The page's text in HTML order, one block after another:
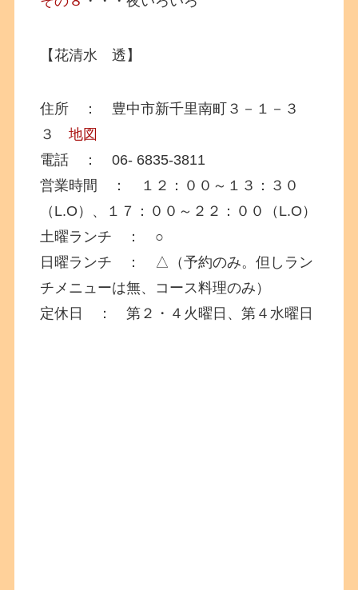
【花清水 透】
住所 ： 豊中市新千里南町３－１－３
３地図
電話 ： 06- 6835-3811
営業時間 ： １２：００～１３：３０
（L.O）、１７：００～２２：００（L.O）
土曜ランチ ： ○
日曜ランチ ： △（予約のみ。但しラン
チメニューは無、コース料理のみ）
定休日 ： 第２・４火曜日、第４水曜日